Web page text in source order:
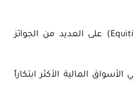
حصلت شركة إكويتي (وسيط Equiti) على العديد من الجوائز
المالية الأكثر ابتكاراً